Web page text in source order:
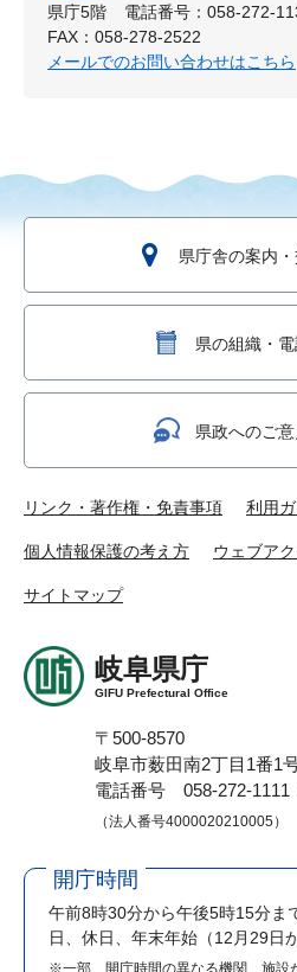
県庁5階
電話番号：058-272-
FAX：058-278-2522
メールでのお問い合わせはこちら
県庁舎の案内
県の組織・
県政へのご
リンク・著作権・免責事項 利用
個人情報保護の考え方 ウェブア
サイトマップ
岐阜県庁
GIFU Prefectural Office
〒500-8570
岐阜市薮田南2丁目1番1
電話番号 058-272-1111
（法人番号4000020210005）
開庁時間
午前8時30分から午後5時15分ま
日、休日、年末年始（12月29日
※一部、開庁時間の異なる機関、施設